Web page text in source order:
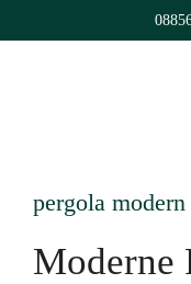
Inhalt
pergola
Moderne